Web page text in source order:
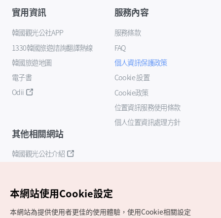
實用資訊
韓國觀光公社APP
1330韓國旅遊諮詢翻譯熱線
韓國旅遊地圖
電子書
Odii
服務內容
服務條款
FAQ
個人資訊保護政策
Cookie 設置
Cookie政策
位置資訊服務使用條款
個人位置資訊處理方針
其他相關網站
韓國觀光公社介紹
本網站使用Cookie設定
本網站為提供使用者更佳的使用體驗，使用Cookie相關設定